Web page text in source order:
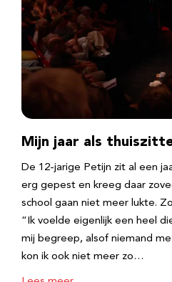
Mijn jaar als
De 12-jarige Petijn zit al een
erg gepest en kreeg daar
school gaan niet meer lukte.
“Ik voelde eigenlijk een heel
mij begreep, alsof niemand
kon ik ook niet meer zo…